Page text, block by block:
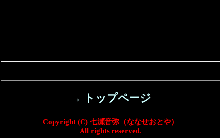
→ トップページ
Copyright (C) 七瀬音弥（ななせおとや）
All rights reserved.